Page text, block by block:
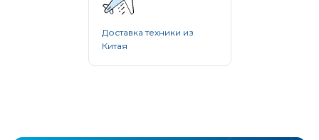
Доставка техники из
Китая